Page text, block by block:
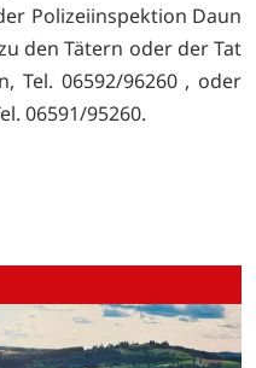
Polizeiinspektion Daun
den Tätern oder der Tat
Tel. 06592/96260 , oder
06591/95260.